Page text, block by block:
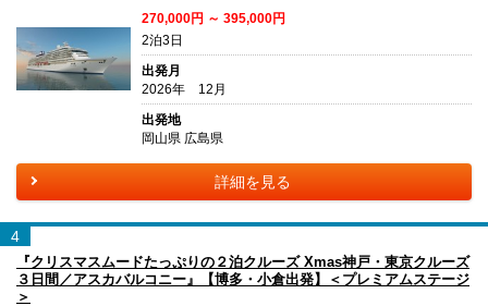
270,000円 ～ 395,000円
2泊3日
出発月
2026年 12月
出発地
岡山県 広島県
詳細を見る
4
『クリスマスムードたっぷりの２泊クルーズ Xmas神戸・東京クルーズ
３日間／アスカバルコニー』【博多・小倉出発】＜プレミアムステージ
＞